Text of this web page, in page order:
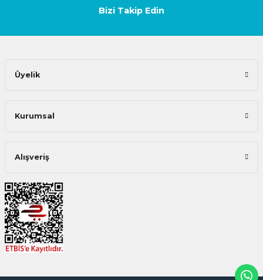
Bizi Takip Edin
Üyelik
Kurumsal
Alışveriş